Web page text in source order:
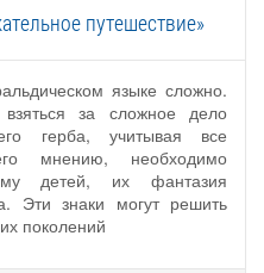
путешествие»
языке сложно.
за сложное дело
герба, учитывая все
мнению, необходимо
детей, их фантазия
Эти знаки могут решить
поколений